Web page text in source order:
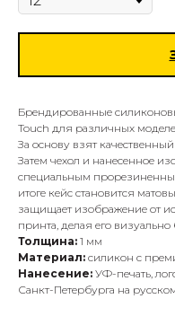
Брендированные
Touch для различных
За основу взят
Затем чехол и нанесенное
специальным
итоге кейс становится
защищает изображение от
принта, делая его
Толщина: 1 мм
Материал: силикон с
Нанесение: УФ-печать,
Санкт-Петербурга на